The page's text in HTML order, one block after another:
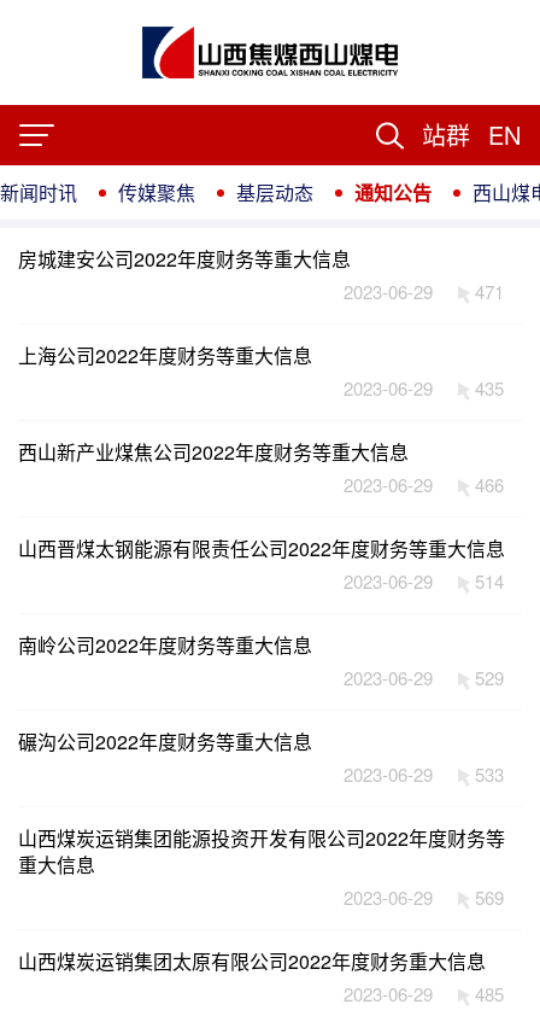
站群 EN
新闻时讯 传媒聚焦 基层动态 通知公告 西山煤
房城建安公司2022年度财务等重大信息
2023-06-29 471
上海公司2022年度财务等重大信息
2023-06-29 435
西山新产业煤焦公司2022年度财务等重大信息
2023-06-29 466
山西晋煤太钢能源有限责任公司2022年度财务等重大信息
2023-06-29 514
南岭公司2022年度财务等重大信息
2023-06-29 529
碾沟公司2022年度财务等重大信息
2023-06-29 533
山西煤炭运销集团能源投资开发有限公司2022年度财务等
重大信息
2023-06-29 569
山西煤炭运销集团太原有限公司2022年度财务重大信息
2023-06-29 485